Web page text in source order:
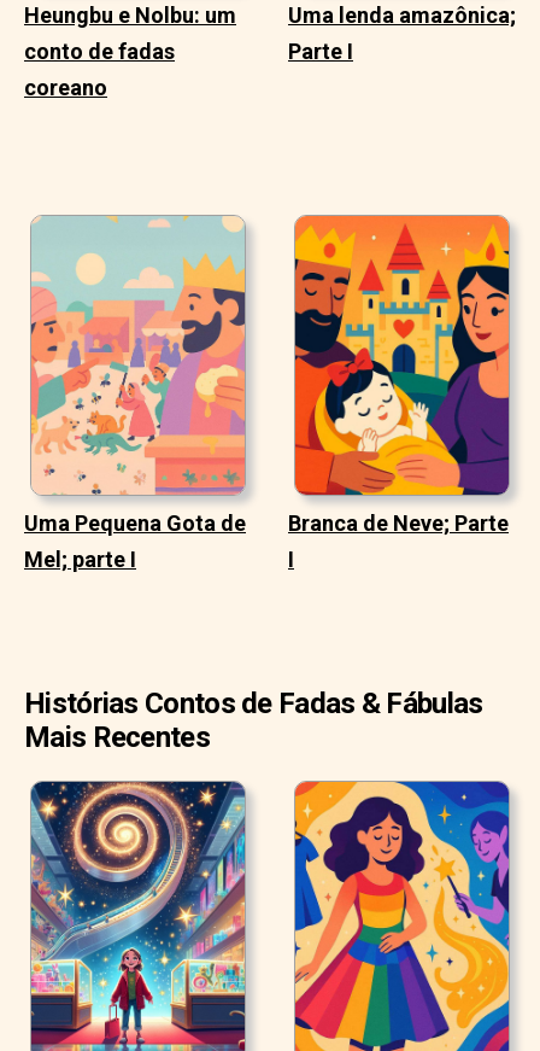
Heungbu e Nolbu: um
conto de fadas
coreano
Uma lenda amazônica;
Parte I
Uma Pequena Gota de
Mel; parte I
Branca de Neve; Parte
I
Histórias Contos de Fadas & Fábulas
Mais Recentes